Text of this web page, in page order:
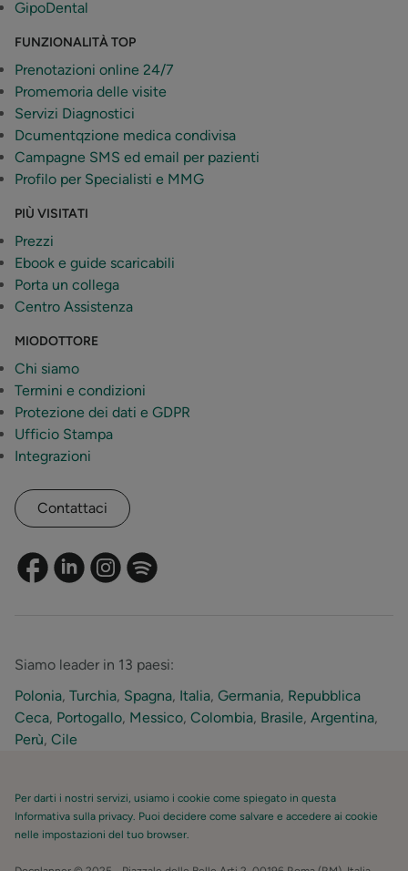
GipoDental
FUNZIONALITÀ TOP
Prenotazioni online 24/7
Promemoria delle visite
Servizi Diagnostici
Dcumentqzione medica condivisa
Campagne SMS ed email per pazienti
Profilo per Specialisti e MMG
PIÙ VISITATI
Prezzi
Ebook e guide scaricabili
Porta un collega
Centro Assistenza
MIODOTTORE
Chi siamo
Termini e condizioni
Protezione dei dati e GDPR
Ufficio Stampa
Integrazioni
Contattaci
Siamo leader in 13 paesi:
Polonia, Turchia, Spagna, Italia, Germania, Repubblica
Ceca, Portogallo, Messico, Colombia, Brasile, Argentina,
Perù, Cile
Per darti i nostri servizi, usiamo i cookie come spiegato in questa
Informativa sulla privacy. Puoi decidere come salvare e accedere ai cookie
nelle impostazioni del tuo browser.